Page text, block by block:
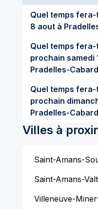
Quel temps fera-t-il
8 aout à
Quel temps
prochain samedi 15 aout à
Pradelles-
Quel temps
prochain dimanche 9 aout à
Pradelles-
Villes à
Saint-Amans-
Saint-Amans-
Villeneuve-